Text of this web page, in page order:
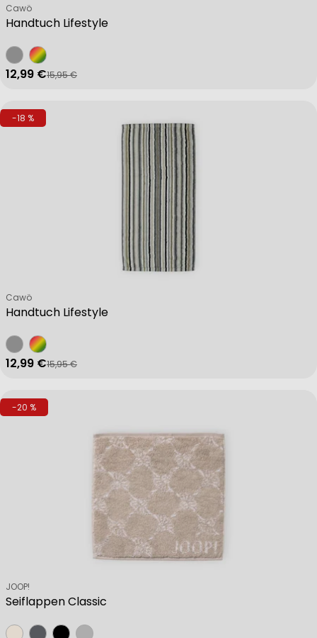
Handtuch Lifestyle
Verkäufer:
Cawö
Verkaufspreis
12,99 €
Regulärer Preis
15,95 €
-18 %
Handtuch Lifestyle
Verkäufer:
Cawö
Verkaufspreis
12,99 €
Regulärer Preis
15,95 €
-20 %
Seiflappen Classic
Verkäufer:
JOOP!